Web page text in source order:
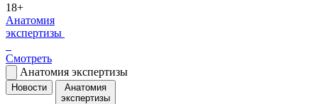
18+
Анатомия
экспертизы
Смотреть
Анатомия экспертизы
Новости
Анатомия
экспертизы